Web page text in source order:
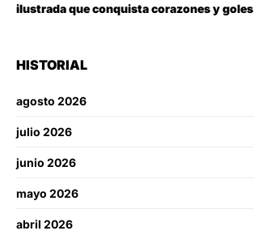
ilustrada que conquista corazones y
HISTORIAL
agosto 2026
julio 2026
junio 2026
mayo 2026
abril 2026